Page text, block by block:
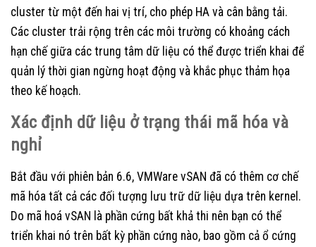
cluster từ một đến hai vị trí, cho phép HA và cân bằng tải.
Các cluster trải rộng trên các môi trường có khoảng cách
hạn chế giữa các trung tâm dữ liệu có thể được triển khai để
quản lý thời gian ngừng hoạt động và khắc phục thảm họa
theo kế hoạch.
Xác định dữ liệu ở trạng thái mã hóa và
nghỉ
Bắt đầu với phiên bản 6.6, VMWare vSAN đã có thêm cơ chế
mã hóa tất cả các đối tượng lưu trữ dữ liệu dựa trên kernel.
Do mã hoá vSAN là phần cứng bất khả thi nên bạn có thể
triển khai nó trên bất kỳ phần cứng nào, bao gồm cả ổ cứng